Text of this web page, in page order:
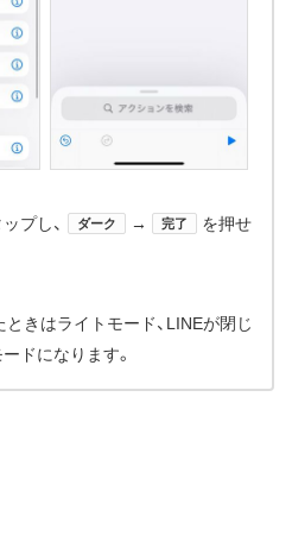
プし、 ダーク → 完了
を押せ
きはライトモード、LINEが閉じ
ドになります。